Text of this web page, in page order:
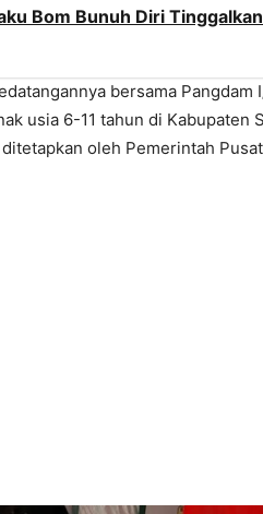
Bom Bunuh Diri
bersama Pangdam
usia 6-11 tahun di Kabupaten
oleh Pemerintah